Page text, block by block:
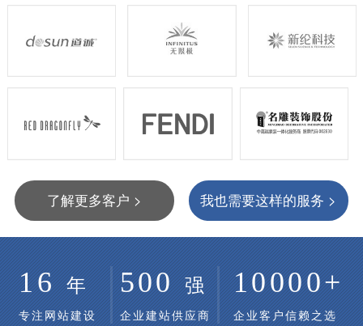
了解更多客户 > 我也需要这样的服务 >
16年
专注网站建设
500强
企业建站供应商
10000+
企业客户信赖之选